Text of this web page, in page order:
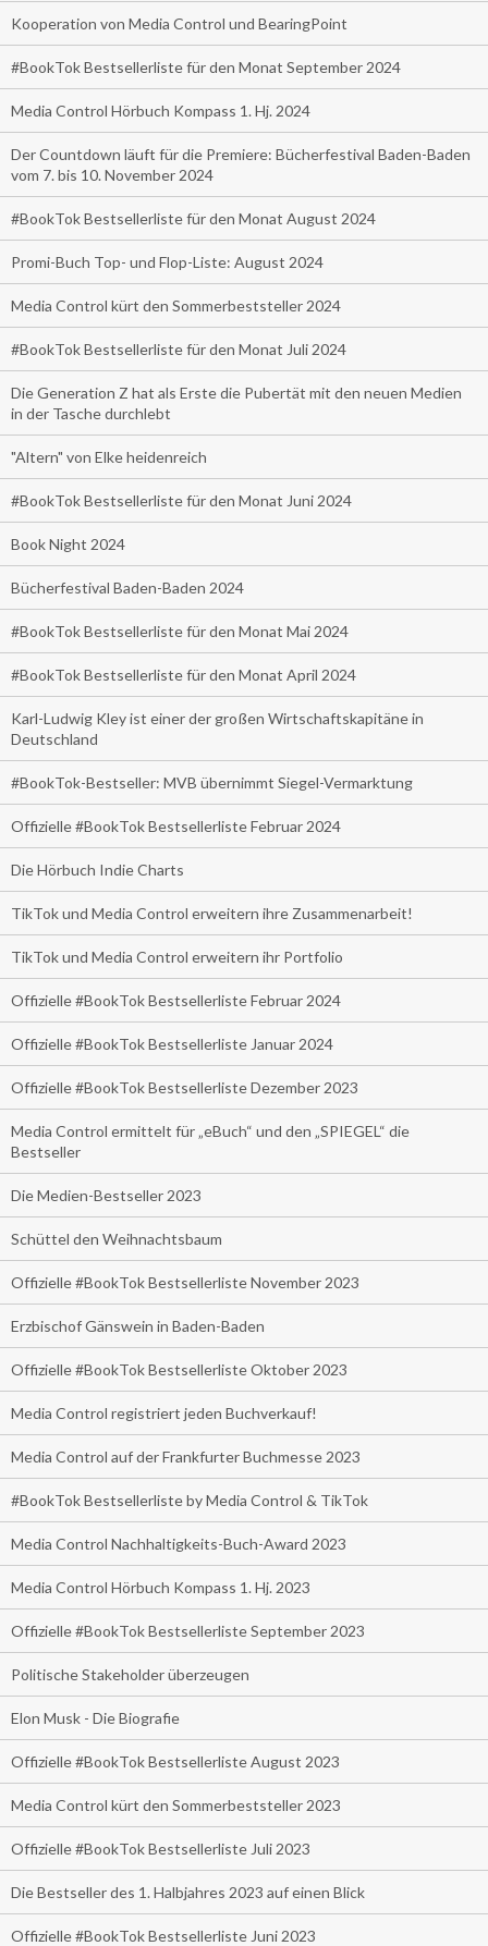
Kooperation von Media Control und BearingPoint
#BookTok Bestsellerliste für den Monat September 2024
Media Control Hörbuch Kompass 1. Hj. 2024
Der Countdown läuft für die Premiere: Bücherfestival Baden-Baden
vom 7. bis 10. November 2024
#BookTok Bestsellerliste für den Monat August 2024
Promi-Buch Top- und Flop-Liste: August 2024
Media Control kürt den Sommerbeststeller 2024
#BookTok Bestsellerliste für den Monat Juli 2024
Die Generation Z hat als Erste die Pubertät mit den neuen Medien
in der Tasche durchlebt
"Altern" von Elke heidenreich
#BookTok Bestsellerliste für den Monat Juni 2024
Book Night 2024
Bücherfestival Baden-Baden 2024
#BookTok Bestsellerliste für den Monat Mai 2024
#BookTok Bestsellerliste für den Monat April 2024
Karl-Ludwig Kley ist einer der großen Wirtschaftskapitäne in
Deutschland
#BookTok-Bestseller: MVB übernimmt Siegel-Vermarktung
Offizielle #BookTok Bestsellerliste Februar 2024
Die Hörbuch Indie Charts
TikTok und Media Control erweitern ihre Zusammenarbeit!
TikTok und Media Control erweitern ihr Portfolio
Offizielle #BookTok Bestsellerliste Februar 2024
Offizielle #BookTok Bestsellerliste Januar 2024
Offizielle #BookTok Bestsellerliste Dezember 2023
Media Control ermittelt für „eBuch“ und den „SPIEGEL“ die
Bestseller
Die Medien-Bestseller 2023
Schüttel den Weihnachtsbaum
Offizielle #BookTok Bestsellerliste November 2023
Erzbischof Gänswein in Baden-Baden
Offizielle #BookTok Bestsellerliste Oktober 2023
Media Control registriert jeden Buchverkauf!
Media Control auf der Frankfurter Buchmesse 2023
#BookTok Bestsellerliste by Media Control & TikTok
Media Control Nachhaltigkeits-Buch-Award 2023
Media Control Hörbuch Kompass 1. Hj. 2023
Offizielle #BookTok Bestsellerliste September 2023
Politische Stakeholder überzeugen
Elon Musk - Die Biografie
Offizielle #BookTok Bestsellerliste August 2023
Media Control kürt den Sommerbeststeller 2023
Offizielle #BookTok Bestsellerliste Juli 2023
Die Bestseller des 1. Halbjahres 2023 auf einen Blick
Offizielle #BookTok Bestsellerliste Juni 2023